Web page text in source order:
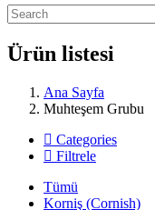
Ürün listesi
Ana Sayfa
Muhteşem Grubu
Categories
Filtrele
Tümü
Korniş (Cornish)